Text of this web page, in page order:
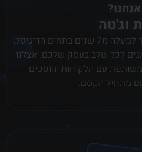
וג'טה
אנחנו חברת וג'טה פועלים כבר למעלה מ7 שנים בתחום הדיגיטל,
לכל שלב בעסק שלכם, אצלנו
עם הלקוחות והופכים
מתחיל הקסם.